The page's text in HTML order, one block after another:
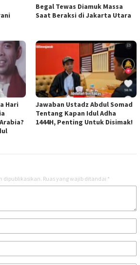
Begal Tewas Diamuk Massa
Saat Beraksi di Jakarta Utara
Hari
Jawaban Ustadz Abdul Somad
Tentang Kapan Idul Adha
1444H, Penting Untuk Disimak!
dipublikasikan. Ruas yang wajib ditandai *